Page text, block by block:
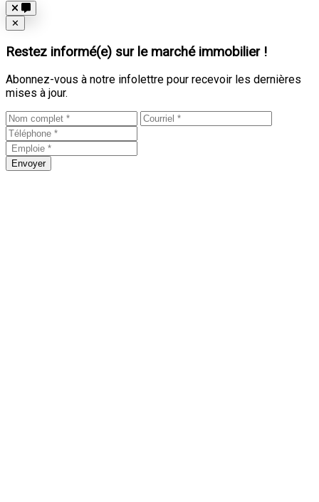
Close
✕
Restez informé(e) sur le marché immobilier !
Abonnez-vous à notre infolettre pour recevoir les dernières
mises à jour.
Envoyer